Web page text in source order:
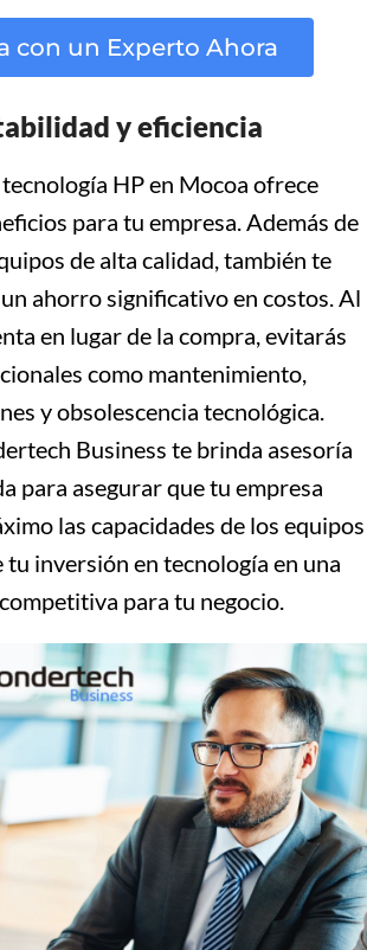
con un Experto Ahora
y eficiencia
HP en Mocoa ofrece
para tu empresa. Además de
de alta calidad, también te
ahorro significativo en costos. Al
en lugar de la compra, evitarás
como mantenimiento,
y obsolescencia tecnológica.
Business te brinda asesoría
para asegurar que tu empresa
las capacidades de los equipos
tu inversión en tecnología en una
para tu negocio.